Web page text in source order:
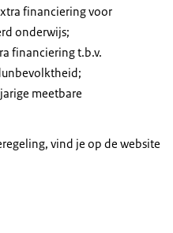
financiering voor
onderwijs;
financiering t.b.v.
meetbare
vind je op de website